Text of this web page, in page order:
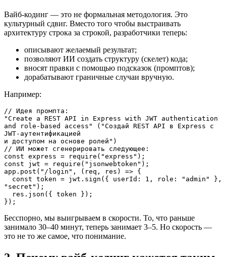
Вайб-кодинг — это не формальная методология. Это
культурный сдвиг. Вместо того чтобы выстраивать
архитектуру строка за строкой, разработчики теперь:
описывают желаемый результат;
позволяют ИИ создать структуру (скелет) кода;
вносят правки с помощью подсказок (промптов);
дорабатывают граничные случаи вручную.
Например:
// Идея промпта:
"Create a REST API in Express with JWT authentication
and role-based access" ("Создай REST API в Express с
JWT-аутентификацией
и доступом на основе ролей")
// ИИ может сгенерировать следующее:
const express = require("express");
const jwt = require("jsonwebtoken");
app.post("/login", (req, res) => {
"secret");
});
Бесспорно, мы выигрываем в скорости. То, что раньше
занимало 30–40 минут, теперь занимает 3–5. Но скорость —
это не то же самое, что понимание.